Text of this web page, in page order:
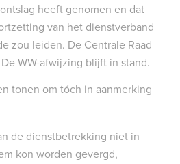
heeft genomen en dat
van het dienstverband
zou leiden. De Centrale Raad
WW-afwijzing blijft in stand.
tonen om tóch in aanmerking
de dienstbetrekking niet in
kon worden gevergd,